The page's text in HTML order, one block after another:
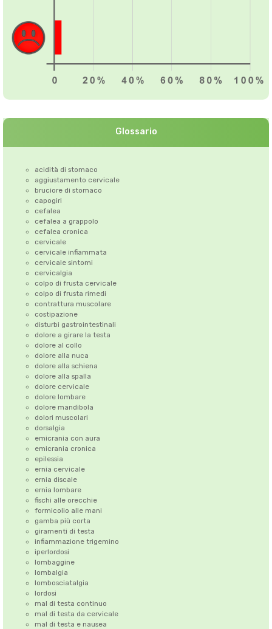
Glossario
acidità di stomaco
aggiustamento cervicale
bruciore di stomaco
capogiri
cefalea
cefalea a grappolo
cefalea cronica
cervicale
cervicale infiammata
cervicale sintomi
cervicalgia
colpo di frusta cervicale
colpo di frusta rimedi
contrattura muscolare
costipazione
disturbi gastrointestinali
dolore a girare la testa
dolore al collo
dolore alla nuca
dolore alla schiena
dolore alla spalla
dolore cervicale
dolore lombare
dolore mandibola
dolori muscolari
dorsalgia
emicrania con aura
emicrania cronica
epilessia
ernia cervicale
ernia discale
ernia lombare
fischi alle orecchie
formicolio alle mani
gamba più corta
giramenti di testa
infiammazione trigemino
iperlordosi
lombaggine
lombalgia
lombosciatalgia
lordosi
mal di testa continuo
mal di testa da cervicale
mal di testa e nausea